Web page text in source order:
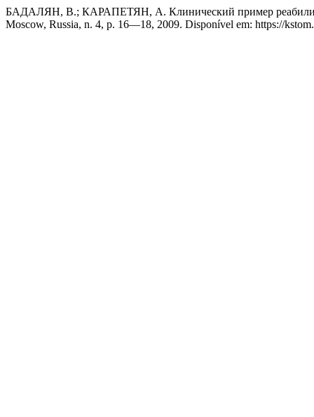
БАДАЛЯН, В.; КАРАПЕТЯН, А. Клинический пример
Moscow, Russia, n. 4, p. 16—18, 2009. Disponível em: https://